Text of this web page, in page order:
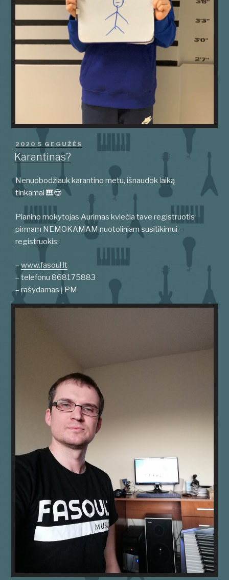
PASKELBTA
2020 5 GEGUŽĖS
Karantinas?
Nenuobodžiauk karantino metu, išnaudok laiką
tinkamai 🎹😎
Pianino mokytojas Aurimas kviečia tave registruotis
pirmam NEMOKAMAM nuotoliniam susitikimui –
registruokis:
–www.fasoul.lt
– telefonu 868175883
– rašydamas į PM